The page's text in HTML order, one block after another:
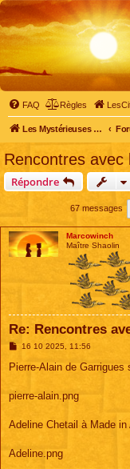
FAQ Règles
Les Mystérieuses Cités d'Or - LesCitesdOr.com
Rencontres
Répondre
67 messages
Marcowinch
Maître Shaolin
Re: Rencontres
M
s
g
16 10 2025, 11:56
Pierre-Alain de
pierre-alain.png
Adeline Chetail à Made
Adeline.png